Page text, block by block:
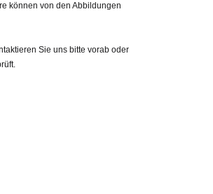
können von den Abbildungen
Sie uns bitte vorab oder